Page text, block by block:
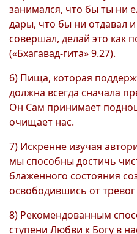
занимался, что бы ты ни
дары, что бы ни отдавал
совершал, делай это как
(«Бхагавад-гита» 9.27).
6) Пища, которая
должна всегда сначала
Он Сам принимает
очищает нас.
7) Искренне изучая
мы способны достичь
блаженного состояния
освободившись от
8) Рекомендованным
ступени Любви к Богу в